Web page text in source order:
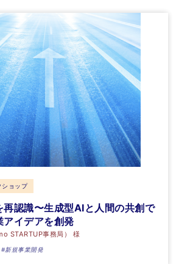
ショップ
再認識〜生成型AIと人間の共創で
アイデアを創発
STARTUP事務局） 様
#新規事業開発